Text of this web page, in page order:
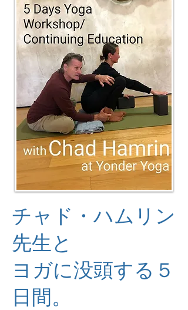
チャド・ハムリン
先生と
ヨガに没頭する５
日間。